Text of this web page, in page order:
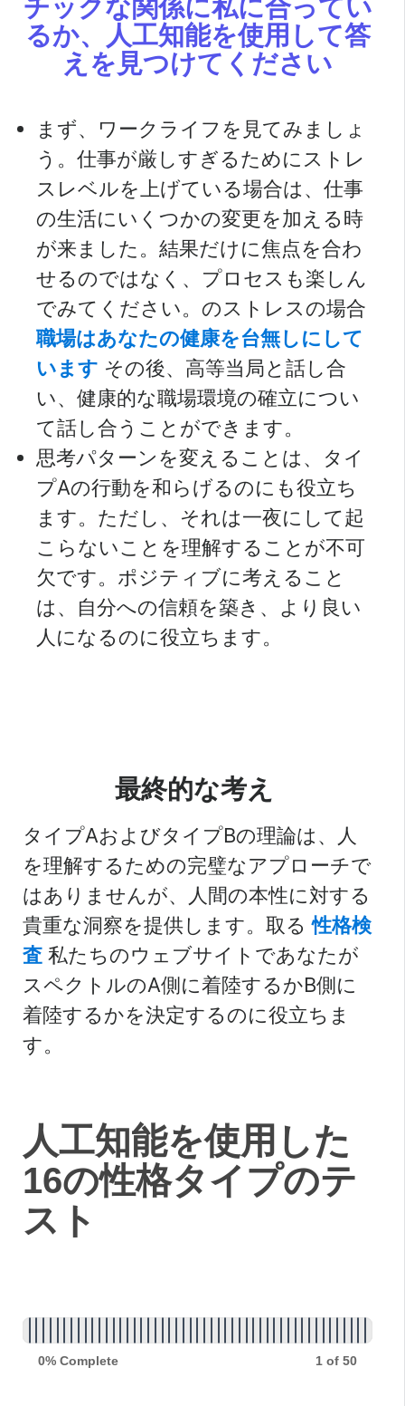
るか、人工知能を使用して答
えを見つけてください
まず、ワークライフを見てみましょ
う。仕事が厳しすぎるためにストレ
スレベルを上げている場合は、仕事
の生活にいくつかの変更を加える時
が来ました。結果だけに焦点を合わ
せるのではなく、プロセスも楽しん
でみてください。のストレスの場合
職場はあなたの健康を台無しにして
います その後、高等当局と話し合
い、健康的な職場環境の確立につい
て話し合うことができます。
思考パターンを変えることは、タイ
プAの行動を和らげるのにも役立ち
ます。ただし、それは一夜にして起
こらないことを理解することが不可
欠です。ポジティブに考えること
は、自分への信頼を築き、より良い
人になるのに役立ちます。
最終的な考え
タイプAおよびタイプBの理論は、人
を理解するための完璧なアプローチで
はありませんが、人間の本性に対する
貴重な洞察を提供します。取る性格検
査 私たちのウェブサイトであなたが
スペクトルのA側に着陸するかB側に
着陸するかを決定するのに役立ちま
す。
人
工
知
能
用
し
人工知能を使用した
16の性格タイプのテ
スト
0% Complete 1 of 50